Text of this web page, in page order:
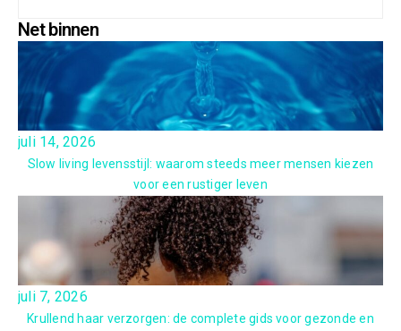
Net binnen
juli 14, 2026
Slow living levensstijl: waarom steeds meer mensen kiezen
voor een rustiger leven
juli 7, 2026
Krullend haar verzorgen: de complete gids voor gezonde en